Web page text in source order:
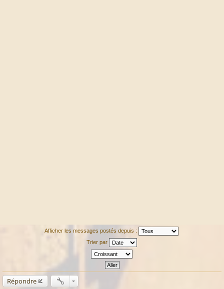
Afficher les messages postés depuis :
Trier par
Répondre